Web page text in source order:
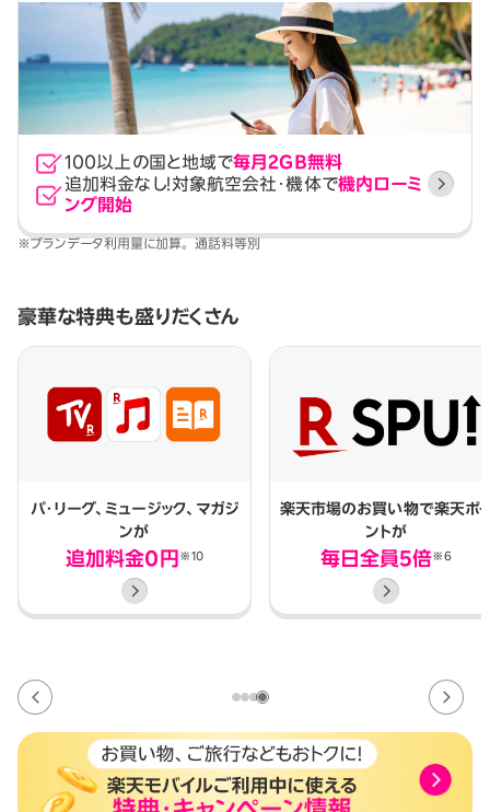
100以上の国と地域で毎月2GB無料
追加料金なし！対象航空会社・機体で機内ローミ
ング開始
※プランデータ利用量に加算。 通話料等別
豪華な特典も盛りだくさん
パ・リーグ、ミュージック、マガジ
ンが
追加料金0円 ※10
楽天市場のお買い物で楽天ポ
ントが
毎日全員5倍※6